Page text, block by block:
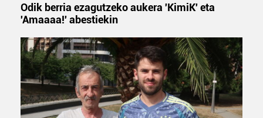
Odik berria ezagutzeko aukera 'KimiK' eta
'Amaaaa!' abestiekin